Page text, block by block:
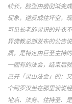
续长，脸型由瘦削渐变
现象，逆反成住坏空，
可见长老的灵识的外衣
界佛教总部发布的公告
质，是特定由巨圣主持
一固有的法会，结束后
己开「灵山法会」的：
个阿罗汉坐在那里谈说
地点、法务、住持圣、